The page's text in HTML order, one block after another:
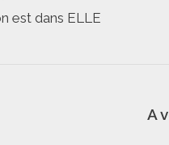
est dans ELLE
A